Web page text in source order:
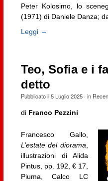
Peter Kolosimo, lo
(1971) di Daniele Danza;
Leggi →
Teo, Sofia e i
detto
Pubblicato il5 Luglio 2025· in
di Franco Pezzini
Francesco Gallo,
L’estate del diorama
illustrazioni di Alida
Pintus, pp. 192, € 17,
Piuma, Calco LC